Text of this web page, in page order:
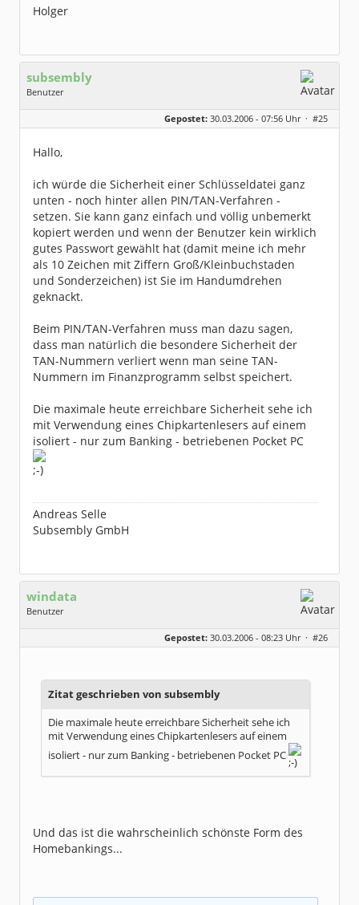
Holger
subsembly
Benutzer
Geschlecht:
keine Angabe
Homepage:
subsembly.com/
Dabei seit:
Gepostet: 30.03.2006 - 07:56 Uhr · #25
Hallo,
ich würde die Sicherheit einer Schlüsseldatei ganz
unten - noch hinter allen PIN/TAN-Verfahren -
setzen. Sie kann ganz einfach und völlig unbemerkt
kopiert werden und wenn der Benutzer kein wirklich
gutes Passwort gewählt hat (damit meine ich mehr
als 10 Zeichen mit Ziffern Groß/Kleinbuchstaden
und Sonderzeichen) ist Sie im Handumdrehen
geknackt.
Beim PIN/TAN-Verfahren muss man dazu sagen,
dass man natürlich die besondere Sicherheit der
TAN-Nummern verliert wenn man seine TAN-
Nummern im Finanzprogramm selbst speichert.
Die maximale heute erreichbare Sicherheit sehe ich
mit Verwendung eines Chipkartenlesers auf einem
isoliert - nur zum Banking - betriebenen Pocket PC
Andreas Selle
Subsembly GmbH
windata
Benutzer
Wangen im Allgäu
Homepage:
windata.de
Gepostet: 30.03.2006 - 08:23 Uhr · #26
Zitat geschrieben von subsembly
Die maximale heute erreichbare Sicherheit sehe ich
mit Verwendung eines Chipkartenlesers auf einem
isoliert - nur zum Banking - betriebenen Pocket PC
Und das ist die wahrscheinlich schönste Form des
Homebankings...